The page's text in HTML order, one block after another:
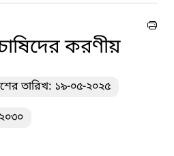
করণীয়
তারিখ: ১৯-০৫-২০২৫